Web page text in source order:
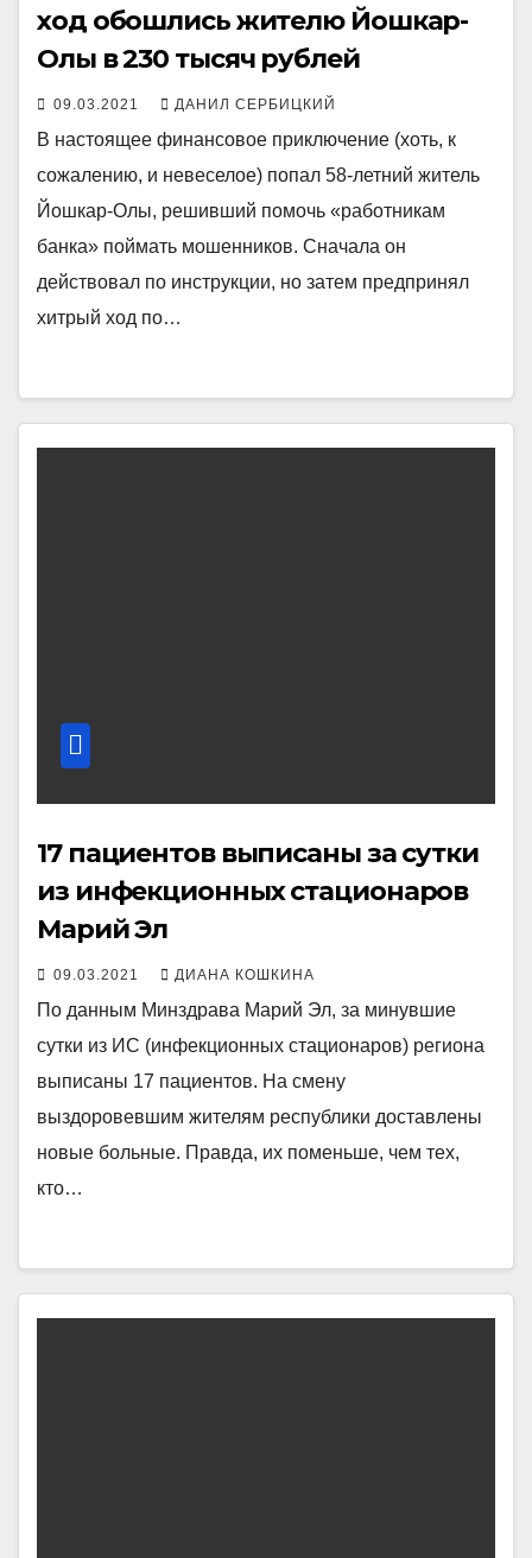
ход обошлись жителю Йошкар-
Олы в 230 тысяч рублей
09.03.2021 ДАНИЛ СЕРБИЦКИЙ
В настоящее финансовое приключение (хоть, к
сожалению, и невеселое) попал 58-летний житель
Йошкар-Олы, решивший помочь «работникам
банка» поймать мошенников. Сначала он
действовал по инструкции, но затем предпринял
хитрый ход по…
17 пациентов выписаны за сутки
из инфекционных стационаров
Марий Эл
09.03.2021 ДИАНА КОШКИНА
По данным Минздрава Марий Эл, за минувшие
сутки из ИС (инфекционных стационаров) региона
выписаны 17 пациентов. На смену
выздоровевшим жителям республики доставлены
новые больные. Правда, их поменьше, чем тех,
кто…